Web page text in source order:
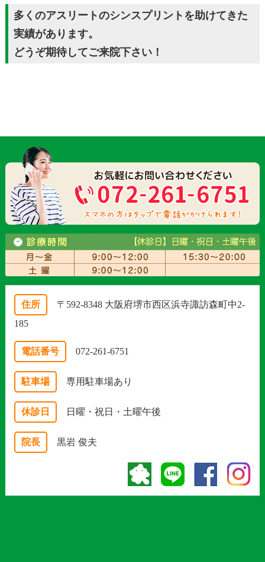
多くのアスリートのシンスプリントを助けてきた
実績があります。
どうぞ期待してご来院下さい！
住所
〒592-8348 大阪府堺市西区浜寺諏訪森町中2-
185
電話番号 072-261-6751
駐車場 専用駐車場あり
休診日 日曜・祝日・土曜午後
院長 黒岩 俊夫